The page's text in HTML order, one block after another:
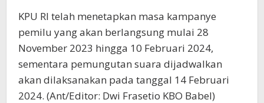
KPU RI telah menetapkan masa kampanye
pemilu yang akan berlangsung mulai 28
November 2023 hingga 10 Februari 2024,
sementara pemungutan suara dijadwalkan
akan dilaksanakan pada tanggal 14 Februari
2024. (Ant/Editor: Dwi Frasetio KBO Babel)